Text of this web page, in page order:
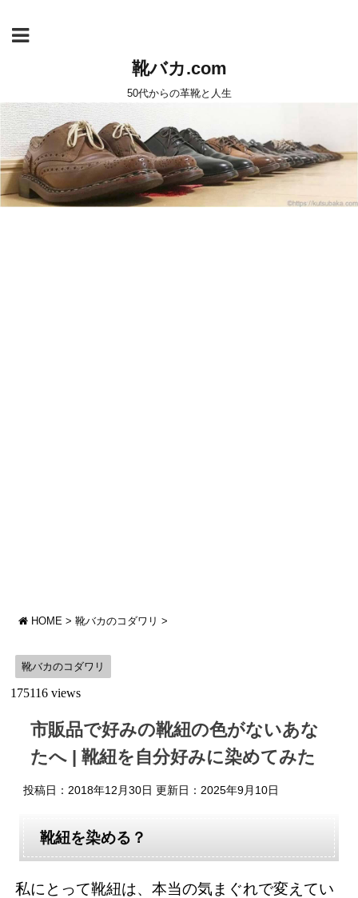
靴バカ.com
50代からの革靴と人生
HOME > 靴バカのコダワリ >
靴バカのコダワリ
175116 views
市販品で好みの靴紐の色がないあな
たへ | 靴紐を自分好みに染めてみた
投稿日：2018年12月30日 更新日： 2025年9月10日
靴紐を染める？
私にとって靴紐は、本当の気まぐれで変えてい